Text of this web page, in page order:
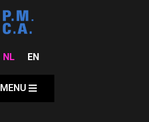
NL EN
MENU